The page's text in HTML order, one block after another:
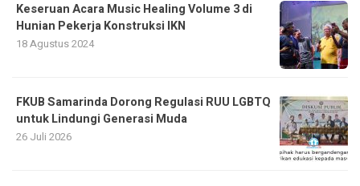
Keseruan Acara Music Healing Volume 3 di
Hunian Pekerja Konstruksi IKN
18 Agustus 2024
FKUB Samarinda Dorong Regulasi RUU LGBTQ
untuk Lindungi Generasi Muda
26 Juli 2026